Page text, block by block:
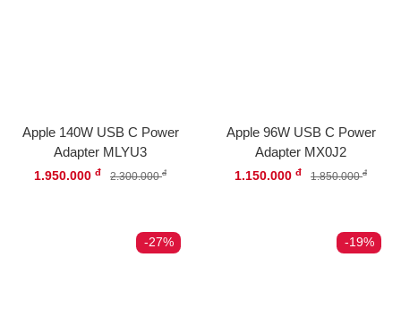
Apple 140W USB C Power
Adapter MLYU3
1.950.000 đ 2.300.000đ
Apple 96W USB C Power
Adapter MX0J2
1.150.000 đ 1.850.000đ
-27% -19%